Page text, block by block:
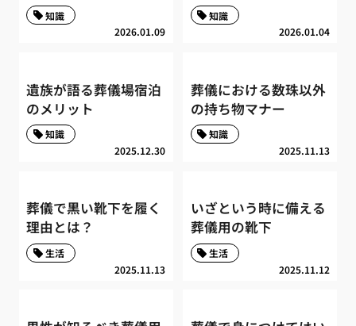
2026.01.09
知識
2026.01.04
知識
遺族が語る葬儀場宿泊
のメリット
2025.12.30
知識
葬儀における数珠以外
の持ち物マナー
2025.11.13
知識
葬儀で黒い靴下を履く
理由とは？
2025.11.13
生活
いざという時に備える
葬儀用の靴下
2025.11.12
生活